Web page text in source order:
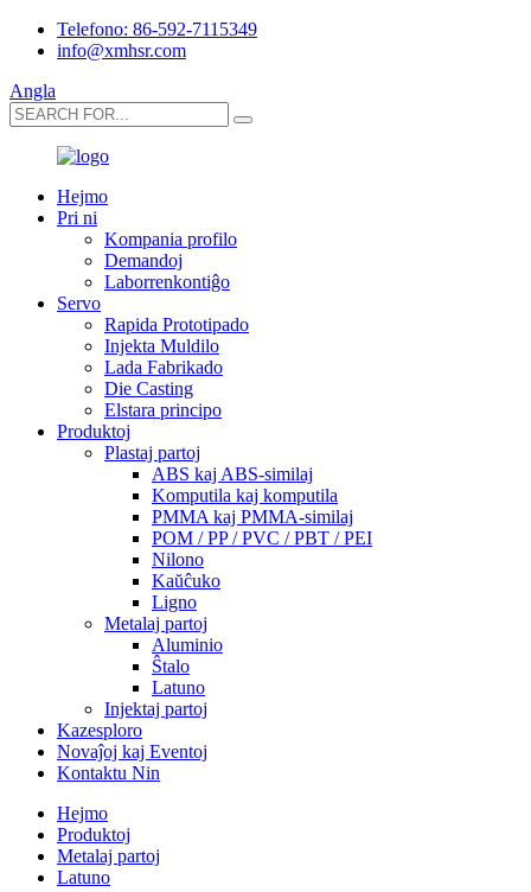
Telefono: 86-592-7115349
info@xmhsr.com
Angla
Hejmo
Pri ni
Kompania profilo
Demandoj
Laborrenkontiĝo
Servo
Rapida Prototipado
Injekta Muldilo
Lada Fabrikado
Die Casting
Elstara principo
Produktoj
Plastaj partoj
ABS kaj ABS-similaj
Komputila kaj komputila
PMMA kaj PMMA-similaj
POM / PP / PVC / PBT / PEI
Nilono
Kaŭĉuko
Ligno
Metalaj partoj
Aluminio
Ŝtalo
Latuno
Injektaj partoj
Kazesploro
Novaĵoj kaj Eventoj
Kontaktu Nin
Hejmo
Produktoj
Metalaj partoj
Latuno